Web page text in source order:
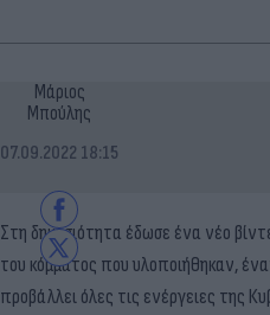
Μάριος
Μπούλης
07.09.2022 18:15
Στη δημοσιότητα έδωσε ένα νέο
του κόμματος που υλοποιήθηκαν,
προβάλλει όλες τις ενέργειες της